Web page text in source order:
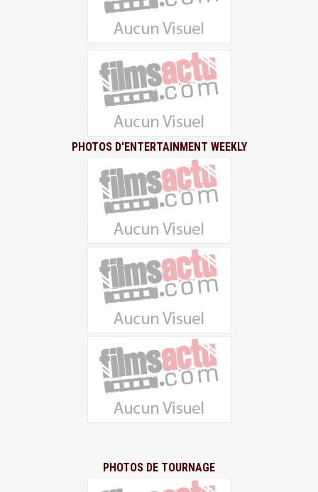
PHOTOS D'ENTERTAINMENT WEEKLY
PHOTOS DE TOURNAGE